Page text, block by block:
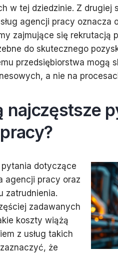
w tej dziedzinie. Z drugiej
agencji pracy oznacza
zajmujące się rekrutacją
do skutecznego
przedsiębiorstwa mogą
a nie na
najczęstsze
dotyczące
agencji pracy oraz
zatrudnienia.
zadawanych
koszty wiążą
z usług takich
że